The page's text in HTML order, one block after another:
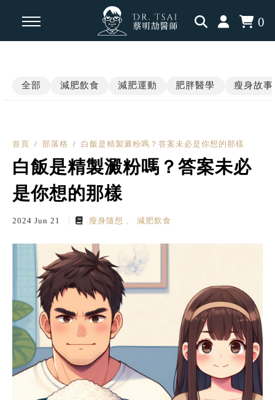
0
運動科學
瘦瘦針專題
三高慢性病
全部 減肥飲食 減肥運動 肥胖醫學 瘦身故事
首頁 部落格 白飯是精製澱粉嗎？答案未必是你想的那樣
白飯是精製澱粉嗎？答案未必
是你想的那樣
2024 Jun 21 瘦身隨想 減肥飲食